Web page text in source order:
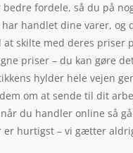
fordele, så du på
handlet dine varer,
skilte med deres
priser – du kan gøre
hylder hele vejen
om at sende til dit
du handler online så
hurtigst – vi gætter